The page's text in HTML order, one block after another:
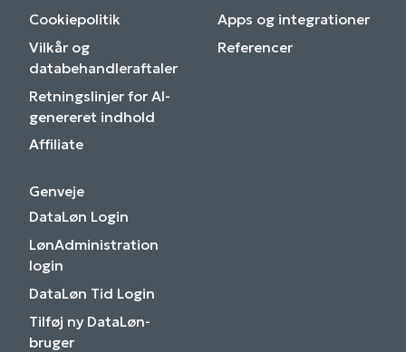
Cookiepolitik
Vilkår og
databehandleraftaler
Retningslinjer for AI-
genereret indhold
Affiliate
Apps og integrationer
Referencer
Genveje
DataLøn Login
LønAdministration
login
DataLøn Tid Login
Tilføj ny DataLøn-
bruger